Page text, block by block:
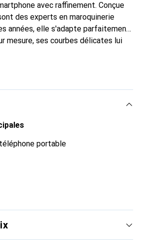
avec raffinement. Conçue
des experts en maroquinerie
années, elle s'adapte parfaitement
mesure, ses courbes délicates lui
de votre smartphone.
Noreve est un choix sûr pour une
portable